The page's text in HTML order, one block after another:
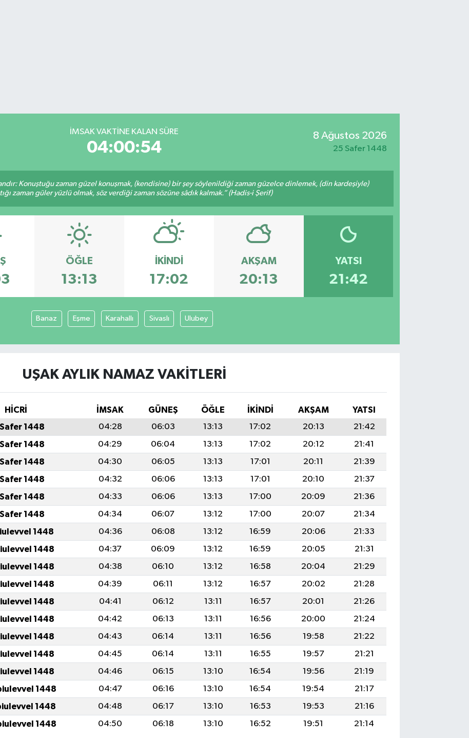
İMSAK VAKTİNE KALAN SÜRE
04:00:53
8 Ağustos 2026
25 Safer 1448
Konuştuğu zaman güzel konuşmak, (kendisine) bir şey söylenildiği zaman güzelce dinlemek, (din kardeşiyle)
zaman güler yüzlü olmak, söz verdiği zaman sözüne sâdık kalmak.” (Hadis-i Şerif)
ÖĞLE
13:13
İKINDI
17:02
AKŞAM
20:13
YATSI
21:42
Banaz Eşme Karahallı Sivaslı Ulubey
UŞAK AYLIK NAMAZ VAKITLERI
HİCRİ İMSAK GÜNEŞ ÖĞLE İKINDI AKŞAM
YATSI
1448 04:28 06:03 13:13 17:02 20:13
21:42
1448 04:29 06:04 13:13 17:02 20:12
21:41
1448 04:30 06:05 13:13 17:01 20:11
21:39
1448 04:32 06:06 13:13 17:01 20:10
21:37
1448 04:33 06:06 13:13 17:00 20:09
21:36
1448 04:34 06:07 13:12 17:00 20:07
21:34
1448 04:36 06:08 13:12 16:59 20:06
21:33
1448 04:37 06:09 13:12 16:59 20:05
21:31
1448 04:38 06:10 13:12 16:58 20:04
21:29
1448 04:39 06:11 13:12 16:57 20:02
21:28
1448 04:41 06:12 13:11 16:57 20:01
21:26
1448 04:42 06:13 13:11 16:56 20:00
21:24
1448 04:43 06:14 13:11 16:56 19:58
21:22
1448 04:45 06:14 13:11 16:55 19:57
21:21
1448 04:46 06:15 13:10 16:54 19:56
21:19
1448 04:47 06:16 13:10 16:54 19:54
21:17
1448 04:48 06:17 13:10 16:53 19:53
21:16
1448 04:50 06:18 13:10 16:52 19:51 21:14